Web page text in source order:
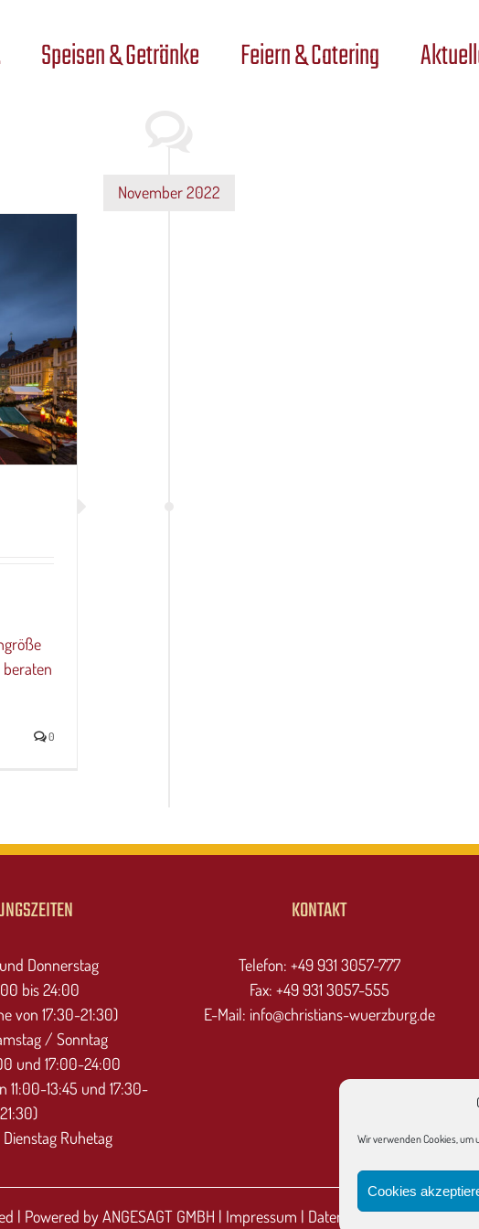
Wir verwenden Cookies,
Cookies
Speisen & Getränke Feiern & Catering
November 2022
beraten
0
Donnerstag
bis 24:00
von 17:30-21:30)
/ Sonntag
und 17:00-24:00
11:00-13:45 und 17:30-
21:30)
Ruhetag
KONTAKT
Telefon: +49 931 3057-777
Fax: +49 931 3057-555
E-Mail: info@christians-wuerzburg.de
| Powered byANGESAGT GMBH | Impressum | Datenschutzerklärung